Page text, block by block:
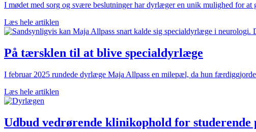
I mødet med sorg og svære beslutninger har dyrlæger en unik mulighed for at
Læs hele artiklen
På tærsklen til at blive specialdyrlæge
I februar 2025 rundede dyrlæge Maja Allpass en milepæl, da hun
Læs hele artiklen
Udbud vedrørende klinikophold for studerende